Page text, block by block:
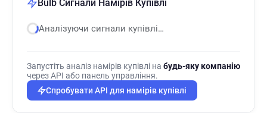
Bulb Сигнали Намірів Купівлі
Аналізуючи сигнали купівлі…
Запустіть аналіз намірів купівлі на будь-яку компанію
через API або панель управління.
Спробувати API для намірів купівлі